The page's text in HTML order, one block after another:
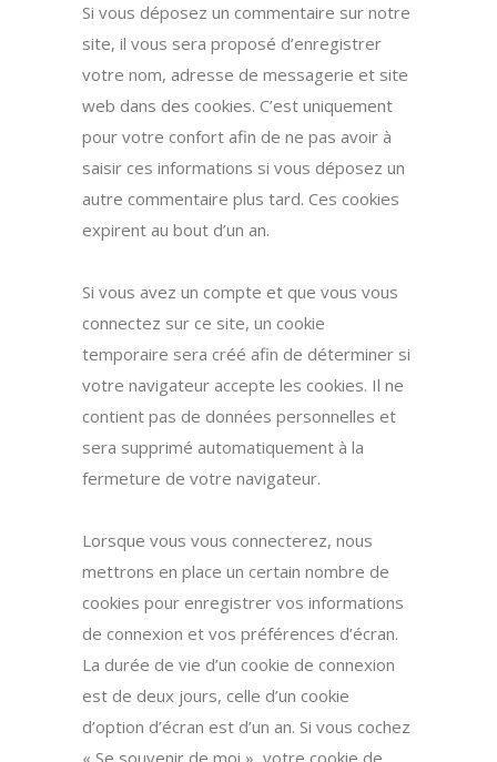
Si vous déposez un commentaire sur notre
site, il vous sera proposé d’enregistrer
votre nom, adresse de messagerie et site
web dans des cookies. C’est uniquement
pour votre confort afin de ne pas avoir à
saisir ces informations si vous déposez un
autre commentaire plus tard. Ces cookies
expirent au bout d’un an.
Si vous avez un compte et que vous vous
connectez sur ce site, un cookie
temporaire sera créé afin de déterminer si
votre navigateur accepte les cookies. Il ne
contient pas de données personnelles et
sera supprimé automatiquement à la
fermeture de votre navigateur.
Lorsque vous vous connecterez, nous
mettrons en place un certain nombre de
cookies pour enregistrer vos informations
de connexion et vos préférences d’écran.
La durée de vie d’un cookie de connexion
est de deux jours, celle d’un cookie
d’option d’écran est d’un an. Si vous cochez
« Se souvenir de moi », votre cookie de